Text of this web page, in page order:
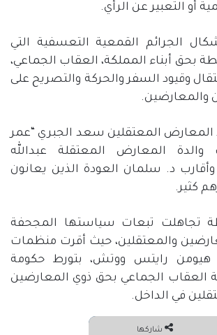
أو التعبير عن الرأي.
الجرائم القمعية التعسفية التي
بحق أبناء المملكة، العقاب الجماعي،
وقيود السفر والحركة والتصريح على
والمعارضين.
المعارض المعتقلين سعد الجبري “عمر
والدة المعارض المعتقلة عبدالله
وأقارب د. سلمان العودة الذين يعانون
كثير.
تجاهلت تبعات سياستها المجحفة
والمعتقلين، حيث أقرت منظمات
هيومن رايتس ووتش، بتورط حكومة
العقاب الجماعي بحق ذوي المعارضين
في الداخل.
شاركها